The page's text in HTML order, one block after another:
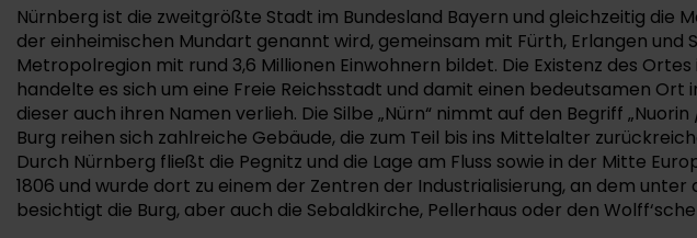
Nürnberg ist die zweitgrößte Stadt im Bundesland Bayern und gleichzeitig die
der einheimischen Mundart genannt wird, gemeinsam mit Fürth, Erlangen
Metropolregion mit rund 3,6 Millionen Einwohnern bildet. Die Existenz des
handelte es sich um eine Freie Reichsstadt und damit einen bedeutsamen
dieser auch ihren Namen verlieh. Die Silbe „Nürn“ nimmt auf den Begriff
Burg reihen sich zahlreiche Gebäude, die zum Teil bis ins Mittelalter
Durch Nürnberg fließt die Pegnitz und die Lage am Fluss sowie in der Mitte
1806 und wurde dort zu einem der Zentren der Industrialisierung, an dem
besichtigt die Burg, aber auch die Sebaldkirche, Pellerhaus oder den